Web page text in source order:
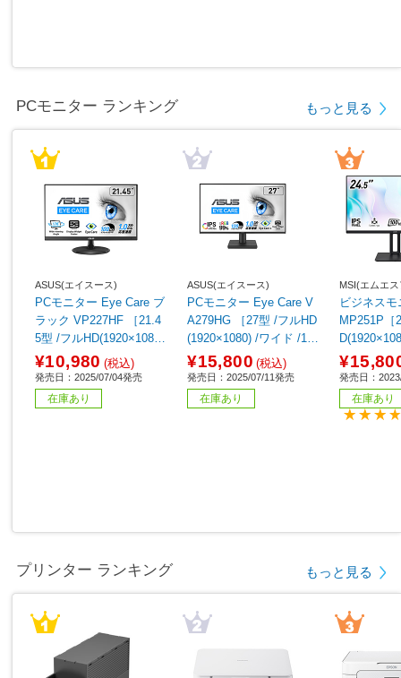
PCモニター ランキング もっと見る
ASUS(エイスース)
PCモニター Eye Care ブ
ラック VP227HF ［21.4
5型 /フルHD(1920×1080)
/ワイド /100Hz］
¥10,980 (税込)
発売日：2025/07/04発売
在庫あり
ASUS(エイスース)
PCモニター Eye Care V
A279HG ［27型 /フルHD
(1920×1080) /ワイド /12
0Hz］
¥15,800 (税込)
発売日：2025/07/11発売
在庫あり
MSI(エムエ
ビジネス
MP251P［
ル /ワイド
発売日：
在庫あり
プリンター ランキング もっと見る